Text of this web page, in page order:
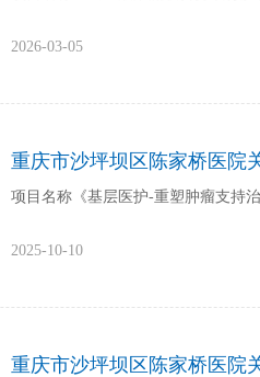
2026-03-05
重庆市沙坪坝区陈家桥医院
项目名称《基层医护-重塑肿瘤支持
2025-10-10
重庆市沙坪坝区陈家桥医院